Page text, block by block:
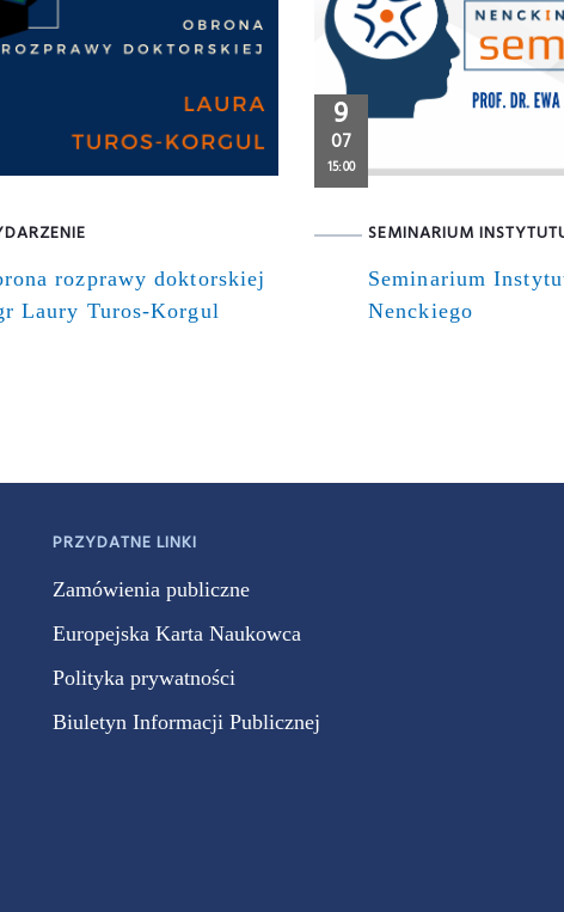
rozprawy doktorskiej
Laury Turos-Korgul
9
07
15:00
SEMINARIUM
Seminarium
Nenckiego
PRZYDATNE LINKI
Zamówienia publiczne
Europejska Karta Naukowca
Polityka prywatności
Biuletyn Informacji Publicznej